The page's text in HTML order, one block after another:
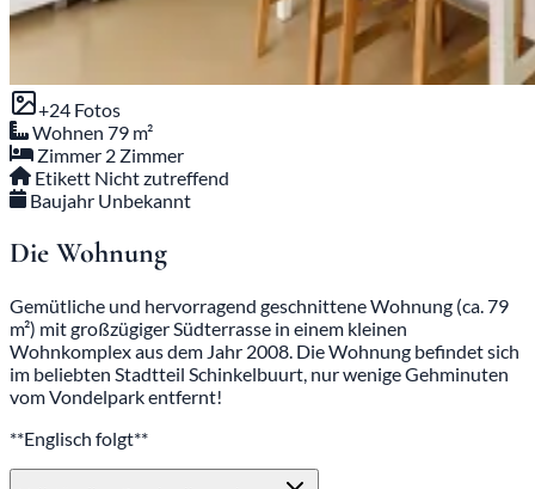
+24 Fotos
Wohnen 79 m²
Zimmer 2 Zimmer
Etikett Nicht zutreffend
Baujahr Unbekannt
Die Wohnung
Gemütliche und hervorragend geschnittene Wohnung (ca. 79
m²) mit großzügiger Südterrasse in einem kleinen
Wohnkomplex aus dem Jahr 2008. Die Wohnung befindet sich
im beliebten Stadtteil Schinkelbuurt, nur wenige Gehminuten
vom Vondelpark entfernt!
**Englisch folgt**